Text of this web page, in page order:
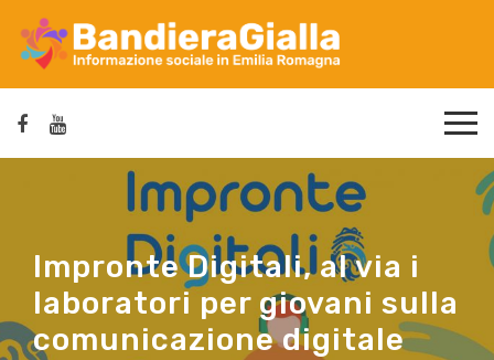
Impronte Digitali, al via i
laboratori per giovani sulla
comunicazione digitale